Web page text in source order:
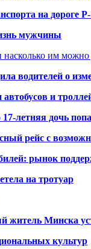
на дороге
мужчины
им можно
водителей о
и
летняя дочь
рейс с
рынок
на тротуар
житель Минска
культур